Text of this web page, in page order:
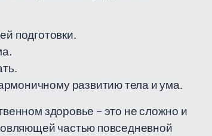
подготовки.
развитию тела и ума.
здоровье – это не сложно и
частью повседневной